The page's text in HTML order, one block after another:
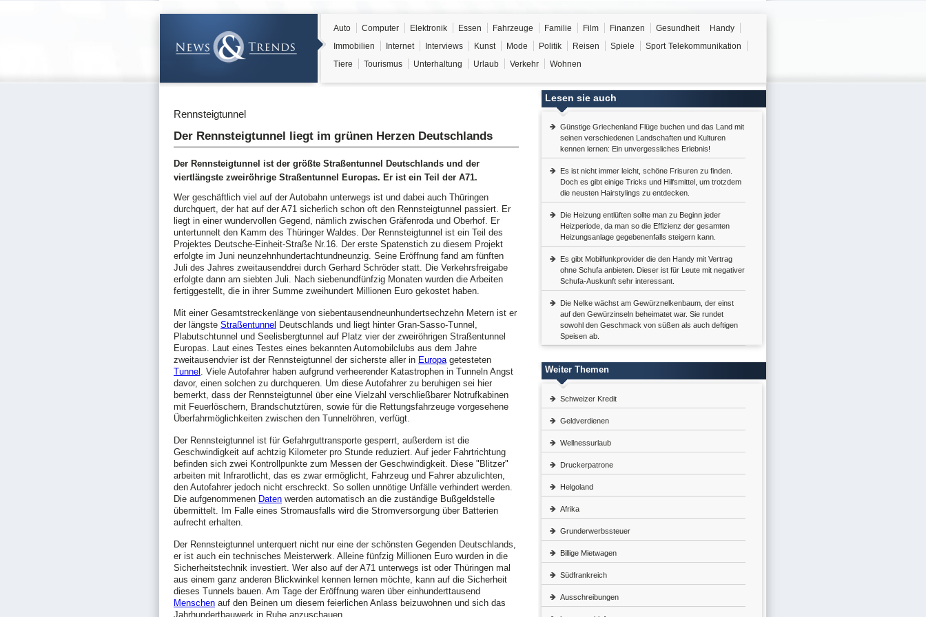
Auto Computer Elektronik Essen Fahrzeuge Familie Film Finanzen Gesundheit
Handy
Immobilien
Internet Interviews Kunst Mode Politik Reisen Spiele Sport Telekommunikation
Tiere
Tourismus Unterhaltung Urlaub Verkehr Wohnen
Rennsteigtunnel
Der Rennsteigtunnel liegt im grünen Herzen Deutschlands
Der Rennsteigtunnel ist der größte Straßentunnel Deutschlands und der
viertlängste zweiröhrige Straßentunnel Europas. Er ist ein Teil der A71.
Wer geschäftlich viel auf der Autobahn unterwegs ist und dabei auch Thüringen
durchquert, der hat auf der A71 sicherlich schon oft den Rennsteigtunnel passiert. Er
liegt in einer wundervollen Gegend, nämlich zwischen Gräfenroda und Oberhof. Er
untertunnelt den Kamm des Thüringer Waldes. Der Rennsteigtunnel ist ein Teil des
Projektes Deutsche-Einheit-Straße Nr.16. Der erste Spatenstich zu diesem Projekt
erfolgte im Juni neunzehnhundertachtundneunzig. Seine Eröffnung fand am fünften
Juli des Jahres zweitausenddrei durch Gerhard Schröder statt. Die Verkehrsfreigabe
erfolgte dann am siebten Juli. Nach siebenundfünfzig Monaten wurden die Arbeiten
fertiggestellt, die in ihrer Summe zweihundert Millionen Euro gekostet haben.
Mit einer Gesamtstreckenlänge von siebentausendneunhundertsechzehn Metern ist er
der längste Straßentunnel Deutschlands und liegt hinter Gran-Sasso-Tunnel,
Plabutschtunnel und Seelisbergtunnel auf Platz vier der zweiröhrigen Straßentunnel
Europas. Laut eines Testes eines bekannten Automobilclubs aus dem Jahre
zweitausendvier ist der Rennsteigtunnel der sicherste aller in Europagetesteten
Tunnel . Viele Autofahrer haben aufgrund verheerender Katastrophen in Tunneln Angst
davor, einen solchen zu durchqueren. Um diese Autofahrer zu beruhigen sei hier
bemerkt, dass der Rennsteigtunnel über eine Vielzahl verschließbarer Notrufkabinen
mit Feuerlöschern, Brandschutztüren, sowie für die Rettungsfahrzeuge vorgesehene
Überfahrmöglichkeiten zwischen den Tunnelröhren, verfügt.
Der Rennsteigtunnel ist für Gefahrguttransporte gesperrt, außerdem ist die
Geschwindigkeit auf achtzig Kilometer pro Stunde reduziert. Auf jeder Fahrtrichtung
befinden sich zwei Kontrollpunkte zum Messen der Geschwindigkeit. Diese "Blitzer"
arbeiten mit Infrarotlicht, das es zwar ermöglicht, Fahrzeug und Fahrer abzulichten,
den Autofahrer jedoch nicht erschreckt. So sollen unnötige Unfälle verhindert werden.
Die aufgenommenen Daten werden automatisch an die zuständige Bußgeldstelle
übermittelt. Im Falle eines Stromausfalls wird die Stromversorgung über Batterien
aufrecht erhalten.
Der Rennsteigtunnel unterquert nicht nur eine der schönsten Gegenden Deutschlands,
er ist auch ein technisches Meisterwerk. Alleine fünfzig Millionen Euro wurden in die
Sicherheitstechnik investiert. Wer also auf der A71 unterwegs ist oder Thüringen mal
aus einem ganz anderen Blickwinkel kennen lernen möchte, kann auf die Sicherheit
dieses Tunnels bauen. Am Tage der Eröffnung waren über einhunderttausend
Menschen auf den Beinen um diesem feierlichen Anlass beizuwohnen und sich das
Jahrhundertbauwerk in Ruhe anzuschauen.
Lesen sie auch
Günstige Griechenland Flüge buchen und das Land mit
seinen verschiedenen Landschaften und Kulturen
kennen lernen: Ein unvergessliches Erlebnis!
Es ist nicht immer leicht, schöne Frisuren zu finden.
Doch es gibt einige Tricks und Hilfsmittel, um trotzdem
die neusten Hairstylings zu entdecken.
Die Heizung entlüften sollte man zu Beginn jeder
Heizperiode, da man so die Effizienz der gesamten
Heizungsanlage gegebenenfalls steigern kann.
Es gibt Mobilfunkprovider die den Handy mit Vertrag
ohne Schufa anbieten. Dieser ist für Leute mit negativer
Schufa-Auskunft sehr interessant.
Die Nelke wächst am Gewürznelkenbaum, der einst
auf den Gewürzinseln beheimatet war. Sie rundet
sowohl den Geschmack von süßen als auch deftigen
Speisen ab.
Weiter Themen
Schweizer Kredit
Geldverdienen
Wellnessurlaub
Druckerpatrone
Helgoland
Afrika
Grunderwerbssteuer
Billige Mietwagen
Südfrankreich
Ausschreibungen